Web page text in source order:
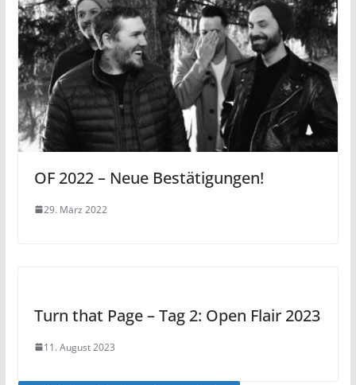
OF 2022 – Neue Bestätigungen!
29. März 2022
Turn that Page – Tag 2: Open Flair 2023
11. August 2023